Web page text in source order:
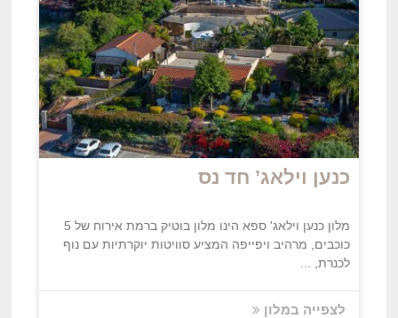
כנען וילאג’ חד נס
מלון כנען וילאג' ספא הינו מלון בוטיק ברמת אירוח של 5
כוכבים, מרהיב ויפייפה המציע סוויטות יוקרתיות עם נוף
לכנרת, ...
לצפייה במלון